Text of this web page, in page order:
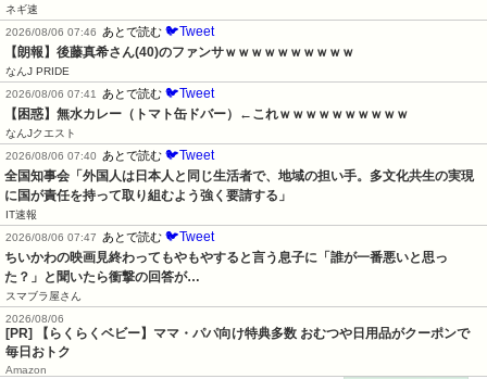
ネギ速
2026/08/06 07:46
あとで読む 🐦Tweet
【朗報】後藤真希さん(40)のファンサｗｗｗｗｗｗｗｗｗｗ
なんJ PRIDE
2026/08/06 07:41
あとで読む 🐦Tweet
【困惑】無水カレー（トマト缶ドバー）←これｗｗｗｗｗｗｗｗｗｗ
なんJクエスト
2026/08/06 07:40
あとで読む 🐦Tweet
全国知事会「外国人は日本人と同じ生活者で、地域の担い手。多文化共生の実現
に国が責任を持って取り組むよう強く要請する」
IT速報
2026/08/06 07:47
あとで読む 🐦Tweet
ちいかわの映画見終わってもやもやすると言う息子に「誰が一番悪いと思っ
た？」と聞いたら衝撃の回答が…
スマブラ屋さん
2026/08/06
[PR] 【らくらくベビー】ママ・パパ向け特典多数 おむつや日用品がクーポンで
毎日おトク
Amazon